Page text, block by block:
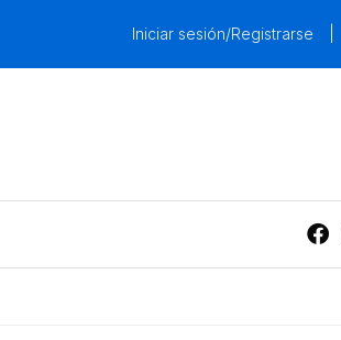
Iniciar sesión/Registrarse